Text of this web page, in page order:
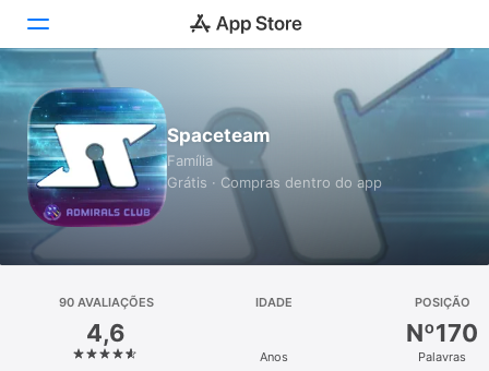
Hoje
Jogos
Apps
Plataforma
iPhone
Spaceteam
Família
Grátis · Compras dentro do app
90 AVALIAÇÕES
4,6
IDADE
Anos
POSIÇÃO
Nº170
Palavras